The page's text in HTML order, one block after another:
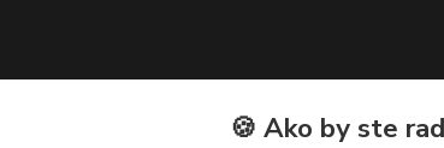
🍪 Ako by ste